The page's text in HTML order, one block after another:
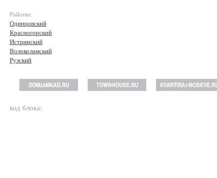
Районы:
Одинцовский
Красногорский
Истринский
Волоколамский
Рузский
код блока: